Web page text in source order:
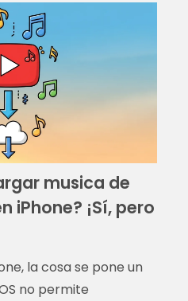
musica de
iPhone? ¡Sí, pero
la cosa se pone un
no permite